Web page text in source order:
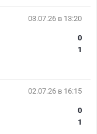
03.07.26 в 13:20
0
1
02.07.26 в 16:15
0
1